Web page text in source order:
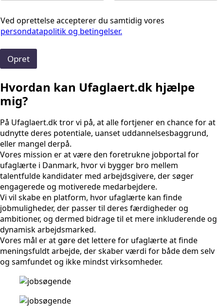
Ved oprettelse accepterer du samtidig vores
persondatapolitik og betingelser.
Opret
Hvordan kan Ufaglaert.dk hjælpe
mig?
På Ufaglaert.dk tror vi på, at alle fortjener en chance for at
udnytte deres potentiale, uanset uddannelsesbaggrund,
eller mangel derpå.
Vores mission er at være den foretrukne jobportal for
ufaglærte i Danmark, hvor vi bygger bro mellem
talentfulde kandidater med arbejdsgivere, der søger
engagerede og motiverede medarbejdere.
Vi vil skabe en platform, hvor ufaglærte kan finde
jobmuligheder, der passer til deres færdigheder og
ambitioner, og dermed bidrage til et mere inkluderende og
dynamisk arbejdsmarked.
Vores mål er at gøre det lettere for ufaglærte at finde
meningsfuldt arbejde, der skaber værdi for både dem selv
og samfundet og ikke mindst virksomheder.